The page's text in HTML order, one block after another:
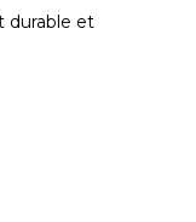
durable et